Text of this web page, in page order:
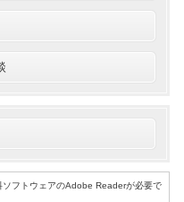
フトウェアのAdobe Readerが必要で